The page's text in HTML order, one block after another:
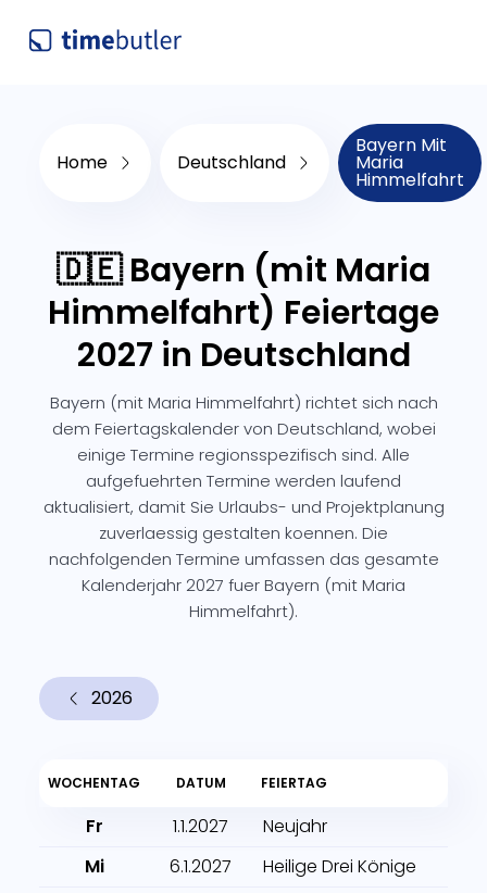
Home Deutschland
Bayern Mit
Maria
Himmelfahrt
🇩🇪 Bayern (mit Maria
Himmelfahrt) Feiertage
2027 in Deutschland
Bayern (mit Maria Himmelfahrt) richtet sich nach
dem Feiertagskalender von Deutschland, wobei
einige Termine regionsspezifisch sind. Alle
aufgefuehrten Termine werden laufend
aktualisiert, damit Sie Urlaubs- und Projektplanung
zuverlaessig gestalten koennen. Die
nachfolgenden Termine umfassen das gesamte
Kalenderjahr 2027 fuer Bayern (mit Maria
Himmelfahrt).
2026
WOCHENTAG DATUM FEIERTAG
Fr 1.1.2027
Neujahr
Mi
6.1.2027
Heilige Drei Könige